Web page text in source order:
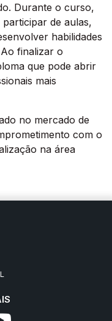
Durante o curso,
de aulas,
habilidades
finalizar o
que pode abrir
mais
no mercado de
com o
na área